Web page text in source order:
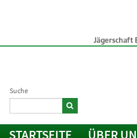
Suche
STARTSEITE ÜBER